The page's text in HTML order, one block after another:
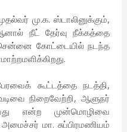
மு.க. ஸ்டாலினுக்கும்,
ஆனால் நீட் தேர்வு நீக்கத்தை
சென்னை கோட்டையில் நடந்த
கூட்டத்தை நடத்தி,
நிறைவேற்றி, ஆளுநர்
என்ற முன்மொழிவை
மா. சுப்பிரமணியம்